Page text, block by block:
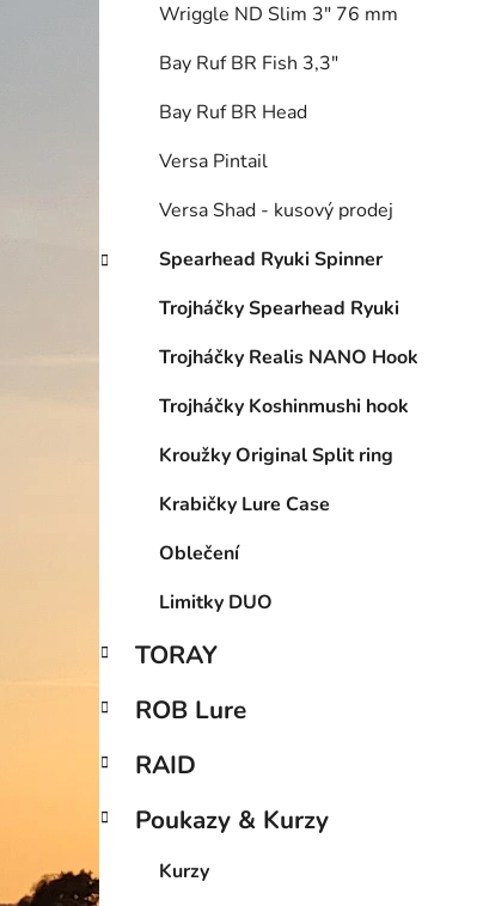
Wriggle ND Slim 3" 76 mm
Bay Ruf BR Fish 3,3"
Bay Ruf BR Head
Versa Pintail
Versa Shad - kusový prodej
Spearhead Ryuki Spinner
Trojháčky Spearhead Ryuki
Trojháčky Realis NANO Hook
Trojháčky Koshinmushi hook
Kroužky Original Split ring
Krabičky Lure Case
Oblečení
Limitky DUO
TORAY
ROB Lure
RAID
Poukazy & Kurzy
Kurzy